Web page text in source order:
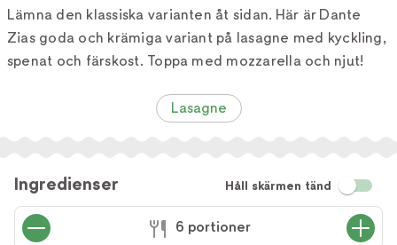
Lämna den klassiska varianten åt sidan. Här är Dante
Zias goda och krämiga variant på lasagne med kyckling,
spenat och färskost. Toppa med mozzarella och njut!
Lasagne
Ingredienser Håll skärmen tänd
6 portioner